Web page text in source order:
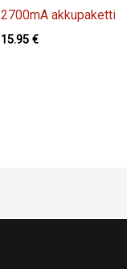
2700mA akkupaketti
15.95 €